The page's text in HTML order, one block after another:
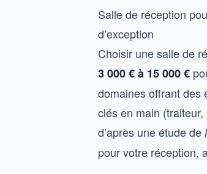
Salle de réception
d’exception
Choisir une salle de
3 000 € à 15 000 €
domaines offrant des
clés en main
d’après une étude de
pour votre réception,